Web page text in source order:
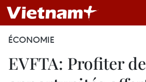
ÉCONOMIE
EVFTA: Profiter